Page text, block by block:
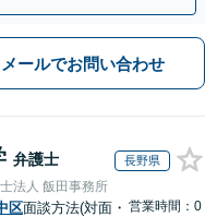
メールでお問い合わせ
弁護士 長野県
法人 飯田事務所
区面談方法(対面・ 営業時間：0